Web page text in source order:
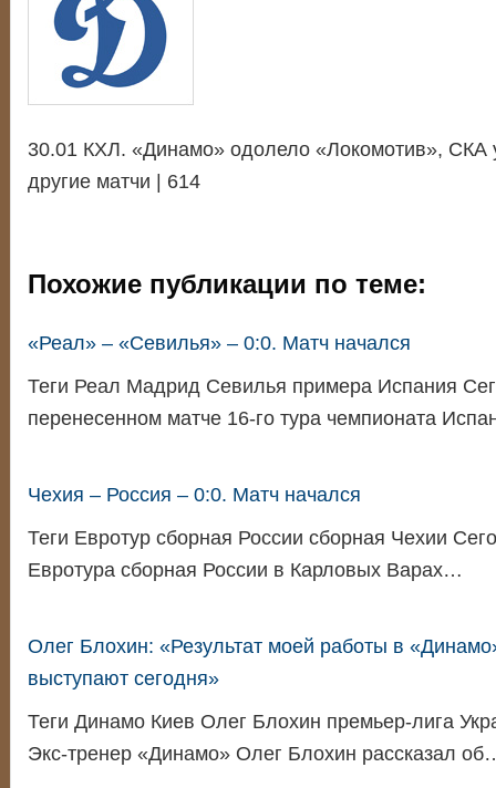
30.01 КХЛ. «Динамо» одолело «Локомотив», СКА
другие матчи | 614
Похожие публикации по теме:
«Реал» – «Севилья» – 0:0. Матч начался
Теги Реал Мадрид Севилья примера Испания
перенесенном матче 16-го тура чемпионата
Чехия – Россия – 0:0. Матч начался
Теги Евротур сборная России сборная Чехии
Евротура сборная России в Карловых Варах…
Олег Блохин: «Результат моей работы в
выступают сегодня»
Теги Динамо Киев Олег Блохин премьер-лига
Экс-тренер «Динамо» Олег Блохин рассказал